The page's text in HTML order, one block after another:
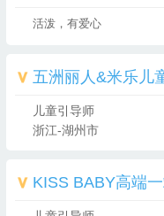
活泼，有爱心
五洲丽人&米乐儿
儿童引导师
浙江-湖州市
KISS BABY高端